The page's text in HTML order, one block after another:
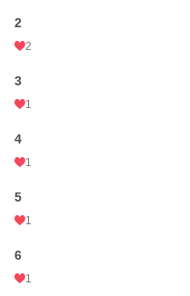
2
2
3
1
4
1
5
1
6
1